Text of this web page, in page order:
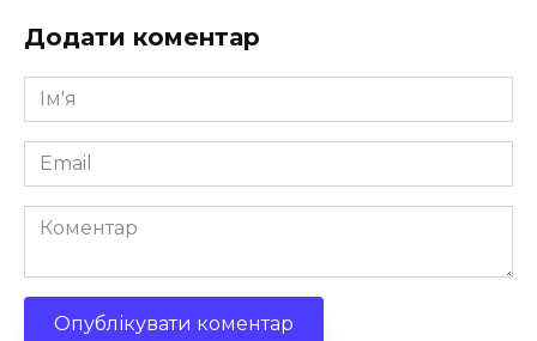
Додати коментар
Ім'я
*
Email
*
Коментар